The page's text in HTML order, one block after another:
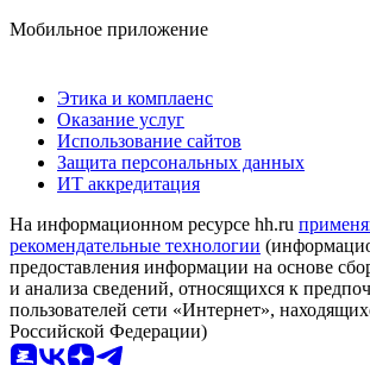
Мобильное приложение
Этика и комплаенс
Оказание услуг
Использование сайтов
Защита персональных данных
ИТ аккредитация
На информационном ресурсе hh.ru
рекомендательные технологии
предоставления информации на основе
и анализа сведений, относящихся к
пользователей сети «Интернет»,
Российской Федерации)